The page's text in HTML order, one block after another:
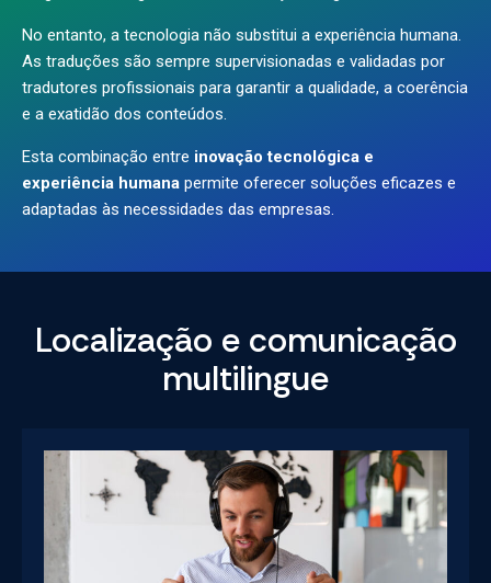
No entanto, a tecnologia não substitui a experiência humana.
As traduções são sempre supervisionadas e validadas por
tradutores profissionais para garantir a qualidade, a coerência
e a exatidão dos conteúdos.
Esta combinação entre inovação tecnológica e
experiência humana permite oferecer soluções eficazes e
adaptadas às necessidades das empresas.
Localização e comunicação
multilingue